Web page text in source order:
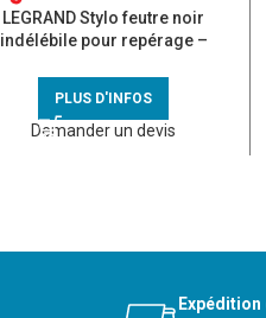
LEGRAND Stylo feutre noir
indélébile pour repérage –
PLUS D'INFOS
Demander un devis